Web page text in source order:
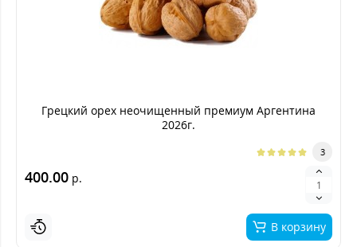
Грецкий орех неочищенный премиум Аргентина
2026г.
3
400.00 р.
В корзину